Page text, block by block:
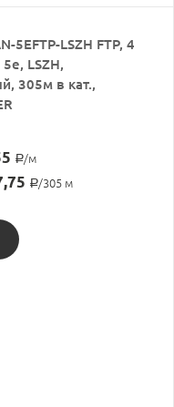
5EFTP-LSZH FTP, 4
LSZH,
305м в кат.,
Р/м
Р/305 м